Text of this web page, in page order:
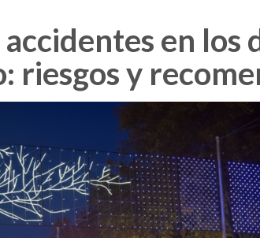
en los
riesgos y